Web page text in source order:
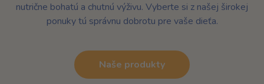
nutrične bohatú a chutnú výživu. Vyberte si z našej širokej
ponuky tú správnu dobrotu pre vaše dieťa.
Naše produkty